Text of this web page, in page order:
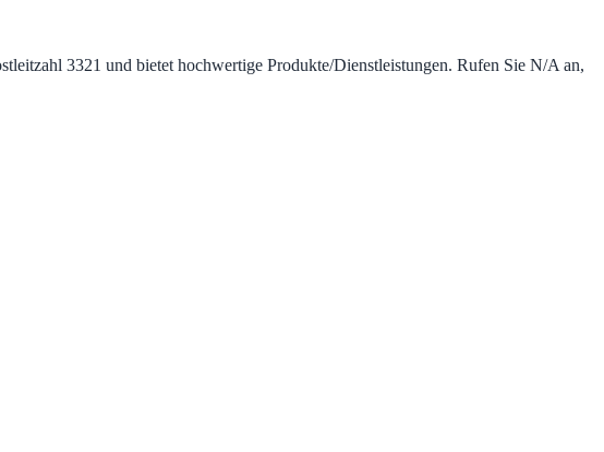
3321 und bietet hochwertige Produkte/Dienstleistungen. Rufen Sie N/A an,